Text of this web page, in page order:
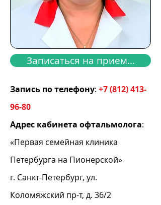
Записаться на прием...
Запись по телефону: +7 (812) 413-
96-80
Адрес кабинета офтальмолога:
«Первая семейная клиника
Петербурга на Пионерской»
г. Санкт-Петербург, ул.
Коломяжский пр-т, д. 36/2